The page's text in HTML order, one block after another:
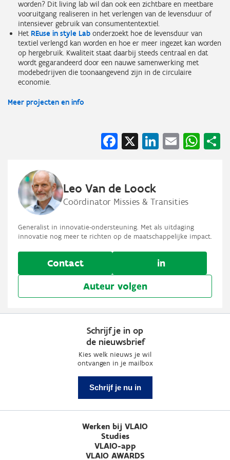
worden? Dit living lab wil dan ook een zichtbare en meetbare
vooruitgang realiseren in het verlengen van de levensduur of
intensiever gebruik van consumententextiel.
Het REuse in style Lab onderzoekt hoe de levensduur van
textiel verlengd kan worden en hoe er meer ingezet kan worden
op hergebruik. Kwaliteit staat daarbij steeds centraal en dat
wordt gegarandeerd door een nauwe samenwerking met
modebedrijven die toonaangevend zijn in de circulaire
economie.
Meer projecten en info
Facebook
X LinkedIn
Email
Leo Van de Loock
Coördinator Missies & Transities
Generalist in innovatie-ondersteuning. Met als uitdaging
innovatie nog meer te richten op de maatschappelijke impact.
Contact
in
Auteur volgen
Schrijf je in op
de nieuwsbrief
Kies welk nieuws je wil
ontvangen in je mailbox
Schrijf je nu in
Werken bij VLAIO
Studies
VLAIO-app
VLAIO AWARDS